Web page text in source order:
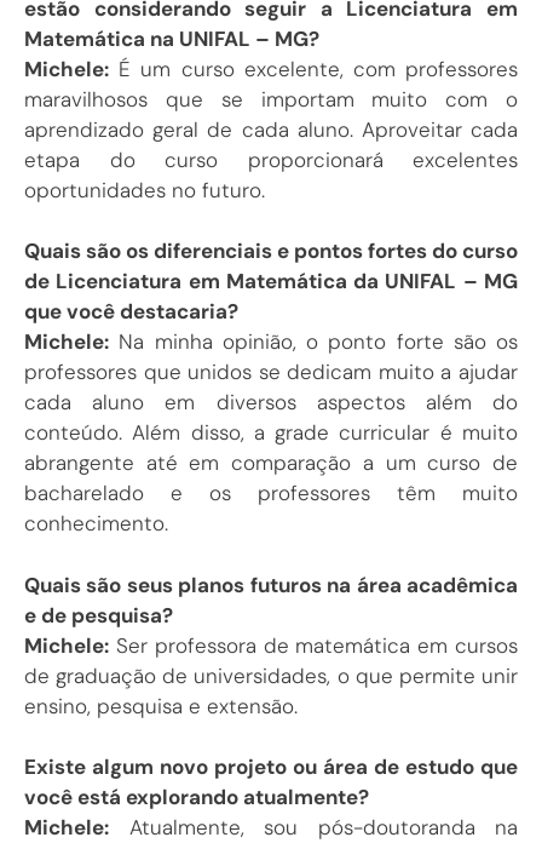
estão considerando seguir a Licenciatura em
Matemática na UNIFAL – MG?
Michele: É um curso excelente, com professores
maravilhosos que se importam muito com o
aprendizado geral de cada aluno. Aproveitar cada
etapa do curso proporcionará excelentes
oportunidades no futuro.
Quais são os diferenciais e pontos fortes do curso
de Licenciatura em Matemática da UNIFAL – MG
que você destacaria?
Michele: Na minha opinião, o ponto forte são os
professores que unidos se dedicam muito a ajudar
cada aluno em diversos aspectos além do
conteúdo. Além disso, a grade curricular é muito
abrangente até em comparação a um curso de
bacharelado e os professores têm muito
conhecimento.
Quais são seus planos futuros na área acadêmica
e de pesquisa?
Michele: Ser professora de matemática em cursos
de graduação de universidades, o que permite unir
ensino, pesquisa e extensão.
Existe algum novo projeto ou área de estudo que
você está explorando atualmente?
Michele: Atualmente, sou pós-doutoranda na